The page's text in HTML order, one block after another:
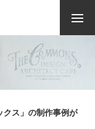
クス」の制作事例が